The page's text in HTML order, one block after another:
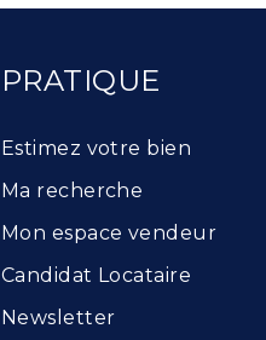
PRATIQUE
Estimez votre bien
Ma recherche
Mon espace vendeur
Candidat Locataire
Newsletter